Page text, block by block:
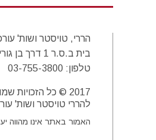
הררי, טויסטר ושות'
בית ב.ס.ר 1 דרך בן גוריון 2, רמת גן, 52573
טלפון: 03-755-3800
2017 © כל הזכויות שמורות
להררי טויסטר ושות'
האמור באתר אינו מהווה